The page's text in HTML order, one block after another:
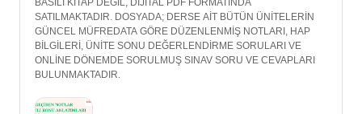
BASILI KİTAP DEĞİL, DİJİTAL PDF FORMATINDA
SATILMAKTADIR. DOSYADA; DERSE AİT BÜTÜN ÜNİTELERİN
GÜNCEL MÜFREDATA GÖRE DÜZENLENMİŞ NOTLARI, HAP
BİLGİLERİ, ÜNİTE SONU DEĞERLENDİRME SORULARI VE
ONLİNE DÖNEMDE SORULMUŞ SINAV SORU VE CEVAPLARI
BULUNMAKTADIR.